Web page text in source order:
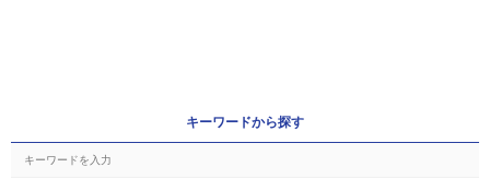
キーワードから探す